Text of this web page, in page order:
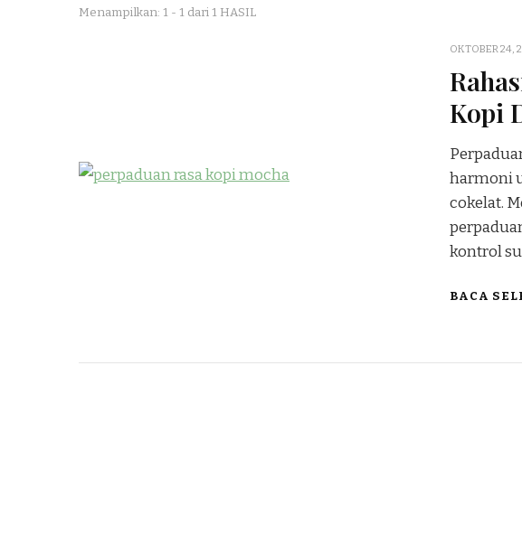
Menampilkan: 1 - 1 dari 1 HASIL
OKTOBER 24,
Kopi
harmoni
cokelat.
kontrol
BACA